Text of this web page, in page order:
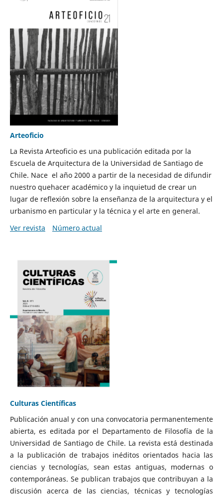
Arteoficio
La Revista Arteoficio es una publicación editada por la
Escuela de Arquitectura de la Universidad de Santiago de
Chile. Nace el año 2000 a partir de la necesidad de difundir
nuestro quehacer académico y la inquietud de crear un
lugar de reflexión sobre la enseñanza de la arquitectura y el
urbanismo en particular y la técnica y el arte en general.
Ver revista
Número actual
Culturas Científicas
Publicación anual y con una convocatoria permanentemente
abierta, es editada por el Departamento de Filosofía de la
Universidad de Santiago de Chile. La revista está destinada
a la publicación de trabajos inéditos orientados hacia las
ciencias y tecnologías, sean estas antiguas, modernas o
contemporáneas. Se publican trabajos que contribuyan a la
discusión acerca de las ciencias, técnicas y tecnologías